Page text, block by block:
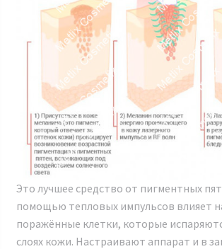
Это лучшее средство от пигментных
помощью тепловых импульсов влияет
поражённые клетки, которые
слоях кожи. Настраивают аппарат и в